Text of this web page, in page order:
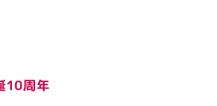
10周年